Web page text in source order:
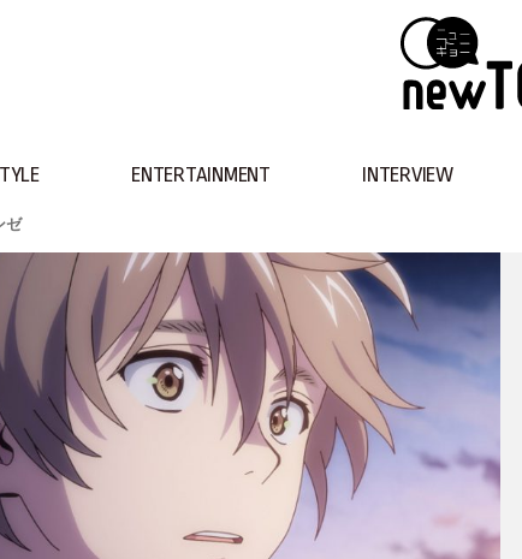
ENTERTAINMENT INTERVIEW
ゼ